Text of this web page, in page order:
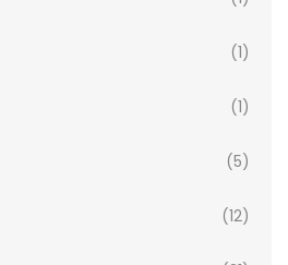
(1)
(1)
(5)
(12)